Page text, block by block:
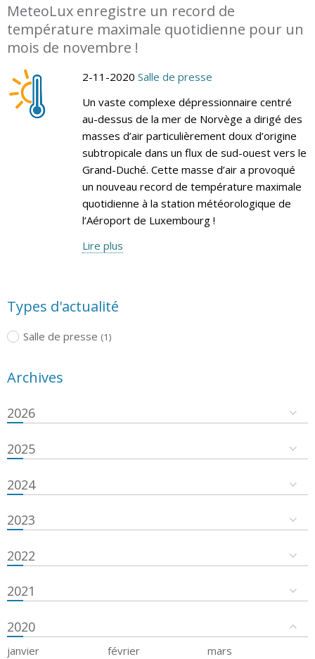
MeteoLux enregistre un record de
température maximale quotidienne pour un
mois de novembre !
2-11-2020 Salle de presse
Un vaste complexe dépressionnaire centré
au-dessus de la mer de Norvège a dirigé des
masses d’air particulièrement doux d’origine
subtropicale dans un flux de sud-ouest vers le
Grand-Duché. Cette masse d’air a provoqué
un nouveau record de température maximale
quotidienne à la station météorologique de
l’Aéroport de Luxembourg !
Lire plus
Types d'actualité
Salle de presse (1)
Archives
2026
2025
2024
2023
2022
2021
2020
janvier février
mars